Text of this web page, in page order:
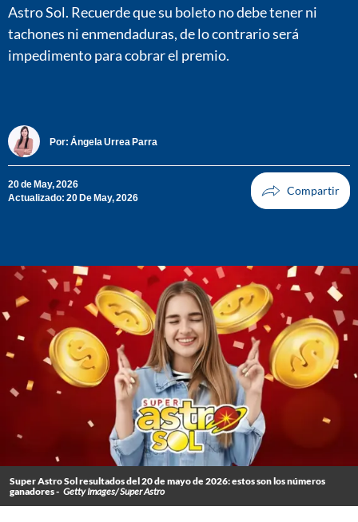
Astro Sol. Recuerde que su boleto no debe tener ni
tachones ni enmendaduras, de lo contrario será
impedimento para cobrar el premio.
Por: Ángela Urrea Parra
20 de May, 2026
Actualizado: 20 De May, 2026
Super Astro Sol resultados del 20 de mayo de 2026: estos son los números
ganadores - Getty Images/ Super Astro